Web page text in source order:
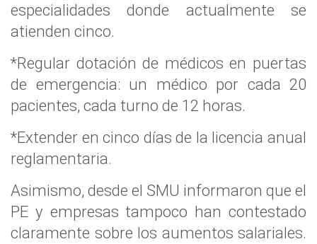
especialidades donde actualmente se
atienden cinco.
*Regular dotación de médicos en puertas
de emergencia: un médico por cada 20
pacientes, cada turno de 12 horas.
*Extender en cinco días de la licencia anual
reglamentaria.
Asimismo, desde el SMU informaron que el
PE y empresas tampoco han contestado
claramente sobre los aumentos salariales.